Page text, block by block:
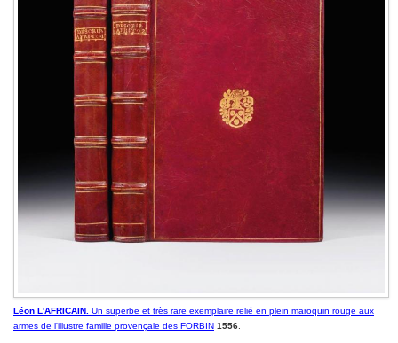
Léon L'AFRICAIN. Un superbe et très rare exemplaire relié en plein maroquin rouge aux
armes de l'illustre famille provençale des FORBIN 1556